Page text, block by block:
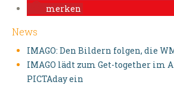
merken
News
IMAGO: Den Bildern folgen, die
IMAGO lädt zum Get-together im
PICTAday ein